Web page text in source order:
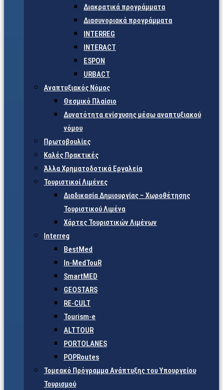
Διακρατικά προγράμματα
Διασυνοριακά προγράμματα
INTERREG
INTERACT
ESPON
URBACT
Αναπτυξιακός Νόμος
Θεσμικό Πλαίσιο
Δυνατότητα ενίσχυσης μέσω αναπτυξιακού
νόμου
Πρωτοβουλίες
Καλές Πρακτικές
Άλλα Χρηματοδοτικά Εργαλεία
Τουριστικοί Λιμένες
Διαδικασία Δημιουργίας – Χωροθέτησης
Τουριστικού Λιμένα
Χάρτες Τουριστικών Λιμένων
Interreg
BestMed
In-MedTouR
SmartMED
GEOSTARS
RE-CULT
Tourism-e
ALTTOUR
PORTOLANES
POPRoutes
Τομεακό Πρόγραμμα Ανάπτυξης του Υπουργείου
Τουρισμού